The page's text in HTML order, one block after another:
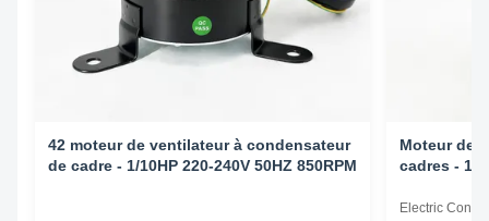
42 moteur de ventilateur à condensateur
de cadre - 1/10HP 220-240V 50HZ 850RPM
Moteur de
cadres - 1/
Electric